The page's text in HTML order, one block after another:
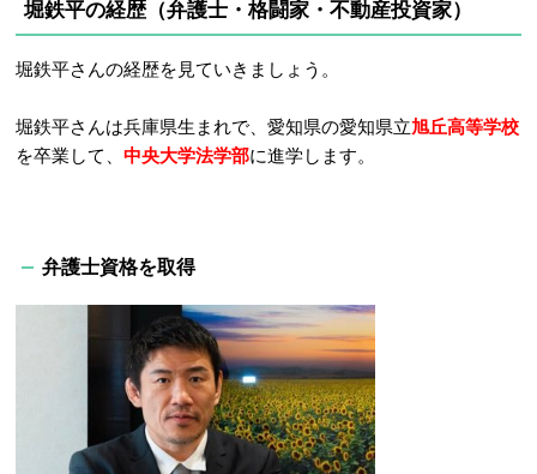
堀鉄平の経歴（弁護士・格闘家・不動産投資家）
堀鉄平さんの経歴を見ていきましょう。
堀鉄平さんは兵庫県生まれで、愛知県の愛知県立旭丘高等学校
を卒業して、 中央大学法学部に進学します。
弁護士資格を取得